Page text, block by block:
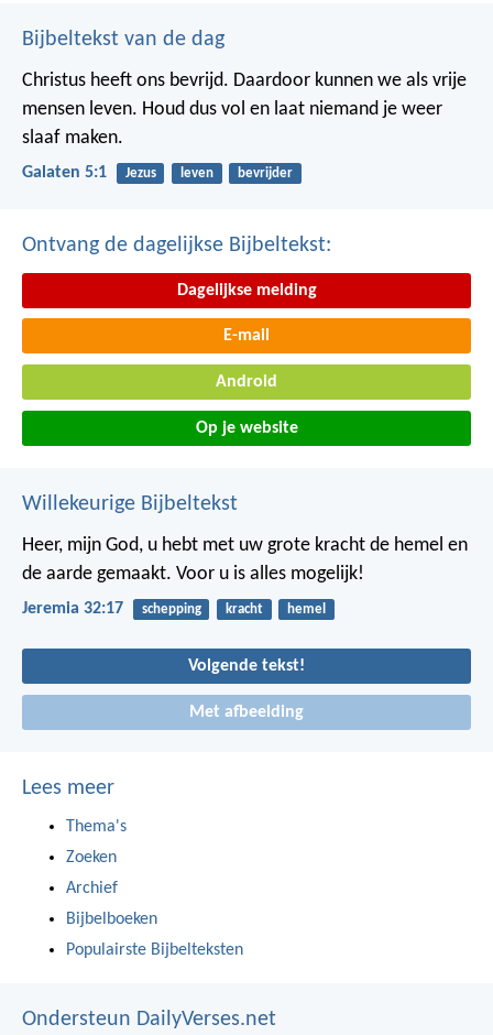
Bijbeltekst van de dag
Christus heeft ons bevrijd. Daardoor kunnen we als vrije
mensen leven. Houd dus vol en laat niemand je weer
slaaf maken.
Galaten 5:1 Jezus leven bevrijder
Ontvang de dagelijkse Bijbeltekst:
Dagelijkse melding
E-mail
Android
Op je website
Willekeurige Bijbeltekst
Heer, mijn God, u hebt met uw grote kracht de hemel en
de aarde gemaakt. Voor u is alles mogelijk!
Jeremia 32:17 schepping kracht hemel
Volgende tekst!
Met afbeelding
Lees meer
Thema's
Zoeken
Archief
Bijbelboeken
Populairste Bijbelteksten
Ondersteun DailyVerses.net